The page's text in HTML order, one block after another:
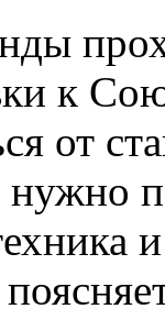
к
от